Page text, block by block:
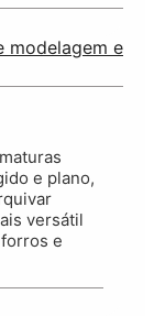
modelagem e
e plano,
versátil
e